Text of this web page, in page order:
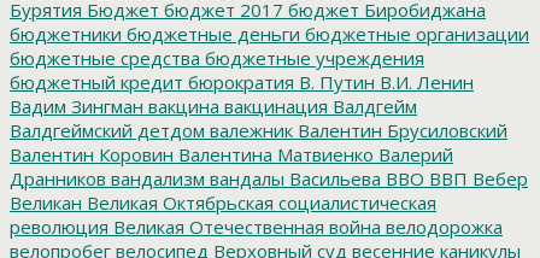
Бурятия Бюджет бюджет 2017 бюджет Биробиджана
бюджетники бюджетные деньги бюджетные организации
бюджетные средства бюджетные учреждения
бюджетный кредит бюрократия В. Путин В.И. Ленин
Вадим Зингман вакцина вакцинация Валдгейм
Валдгеймский детдом валежник Валентин Брусиловский
Валентин Коровин Валентина Матвиенко Валерий
Дранников вандализм вандалы Васильева ВВО ВВП Вебер
Великан Великая Октябрьская социалистическая
революция Великая Отечественная война велодорожка
велопробег велосипед Верховный суд весенние каникулы